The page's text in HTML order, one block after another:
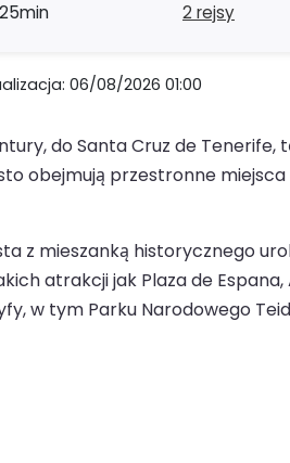
2 rejsy
06/08/2026 01:00
do Santa Cruz de
obejmują przestronne
z mieszanką historycznego
atrakcji jak Plaza de
w tym Parku Narodowego